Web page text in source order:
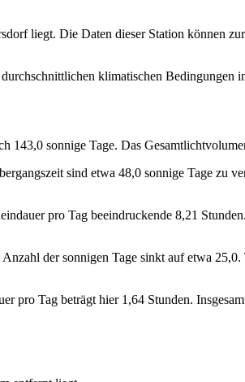
liegt. Die Daten dieser Station können
klimatischen Bedingungen
sonnige Tage. Das
sind etwa 48,0 sonnige Tage zu
pro Tag beeindruckende 8,21
der sonnigen Tage sinkt auf etwa
pro Tag beträgt hier 1,64 Stunden.